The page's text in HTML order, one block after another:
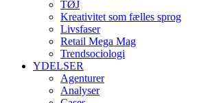
TØJ
Kreativitet som fælles sprog
Livsfaser
Retail Mega Mag
Trendsociologi
YDELSER
Agenturer
Analyser